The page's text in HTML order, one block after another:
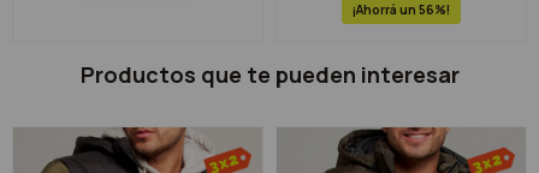
56
Productos que te pueden interesar